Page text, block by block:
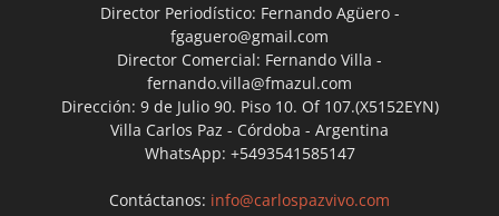
Director Periodístico: Fernando Agüero -
fgaguero@gmail.com
Director Comercial: Fernando Villa -
fernando.villa@fmazul.com
Dirección: 9 de Julio 90. Piso 10. Of 107.(X5152EYN)
Villa Carlos Paz - Córdoba - Argentina
WhatsApp: +5493541585147
Contáctanos: info@carlospazvivo.com